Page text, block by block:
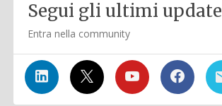
Segui gli ultimi update
Entra nella community